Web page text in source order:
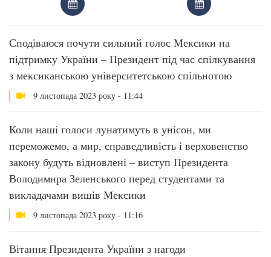
Сподіваюся почути сильний голос Мексики на
підтримку України – Президент під час спілкування
з мексиканською університетською спільнотою
9 листопада 2023 року - 11:44
Коли наші голоси лунатимуть в унісон, ми
переможемо, а мир, справедливість і верховенство
закону будуть відновлені – виступ Президента
Володимира Зеленського перед студентами та
викладачами вишів Мексики
9 листопада 2023 року - 11:16
Вітання Президента України з нагоди